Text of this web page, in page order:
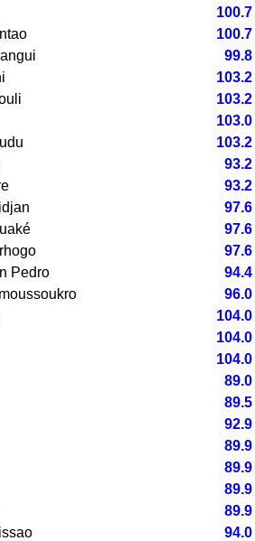
100.7
100.7
99.8
103.2
103.2
103.0
103.2
93.2
93.2
97.6
97.6
97.6
Pedro
94.4
96.0
104.0
104.0
104.0
89.0
89.5
92.9
89.9
89.9
89.9
89.9
94.0